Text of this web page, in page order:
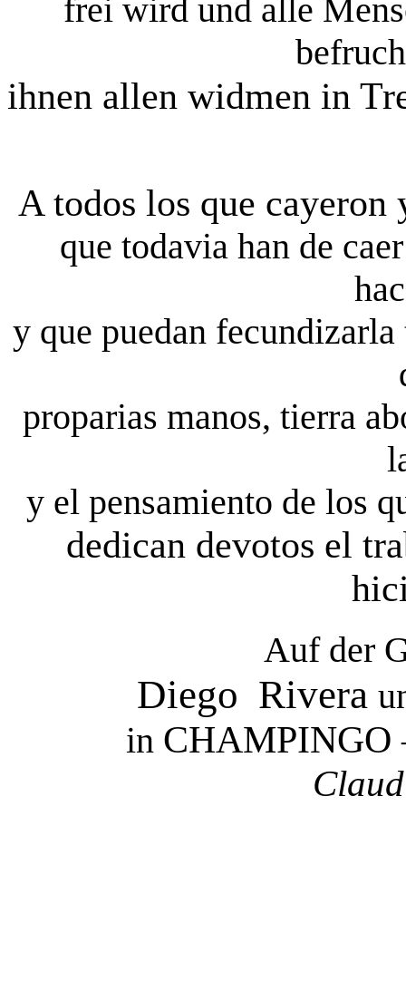
frei wird und alle
ihnen allen widmen in
A todos los que cayeron
que todavia han de
y que puedan
proparias manos, tierra
y el pensamiento de los
dedican devotos el
Auf der
Diego Rivera
in